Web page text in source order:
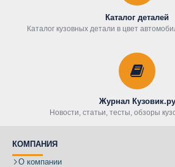
Каталог деталей
Каталог кузовных детали в цвет
Журнал Кузовик.ру
Новости, статьи, тесты, обзоры
КОМПАНИЯ
О компании